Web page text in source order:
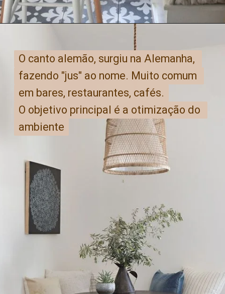
O canto alemão, surgiu na Alemanha,
fazendo "jus" ao nome. Muito comum
em bares, restaurantes, cafés.
O objetivo principal é a otimização do
ambiente
O canto alemão, surgiu na Alemanha,
fazendo "jus" ao nome. Muito comum
em bares, restaurantes, cafés.
O objetivo principal é a otimização do
ambiente